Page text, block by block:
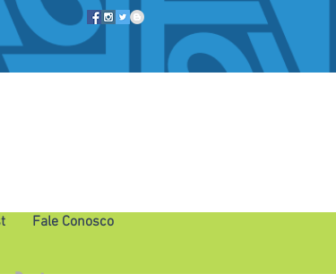
Fale Conosco